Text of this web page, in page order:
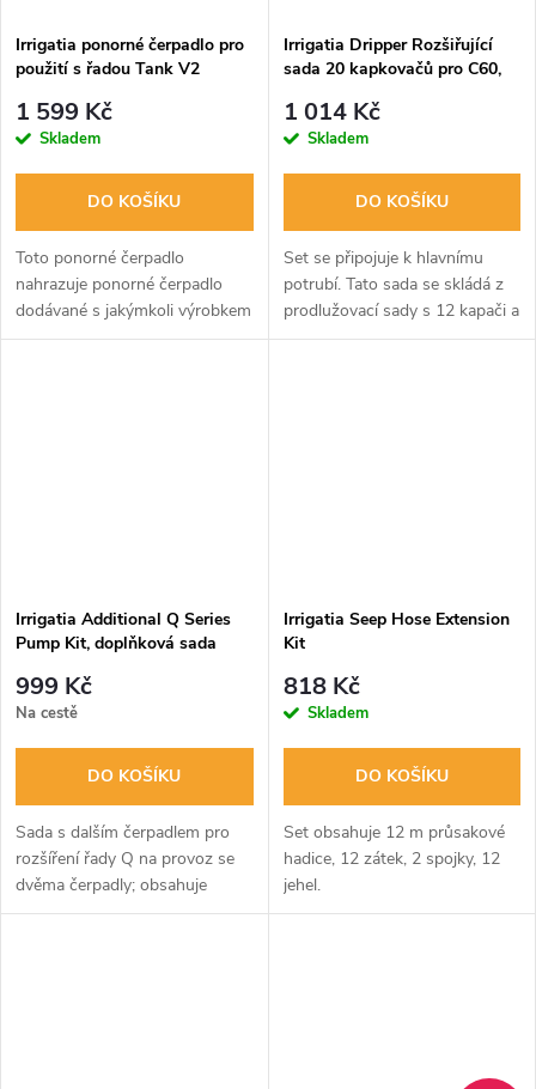
Irrigatia ponorné čerpadlo pro
použití s řadou Tank V2
1 599 Kč
Skladem
DO KOŠÍKU
Toto ponorné čerpadlo
nahrazuje ponorné čerpadlo
dodávané s jakýmkoli výrobkem
řady Tank s číslem šarže
Irrigatia Dripper Rozšiřující
sada 20 kapkovačů pro C60,
1 014 Kč
Skladem
DO KOŠÍKU
Set se připojuje k hlavnímu
potrubí. Tato sada se skládá z
prodlužovací sady s 12 kapači a
dalšího sáčku s 8 kapači,
Irrigatia Additional Q Series
Pump Kit, doplňková sada
999 Kč
Na cestě
DO KOŠÍKU
Sada s dalším čerpadlem pro
rozšíření řady Q na provoz se
dvěma čerpadly; obsahuje
čerpadlo, filtr a protisifonové
Irrigatia Seep Hose Extension
Kit
818 Kč
Skladem
DO KOŠÍKU
Set obsahuje 12 m průsakové
hadice, 12 zátek, 2 spojky, 12
jehel.